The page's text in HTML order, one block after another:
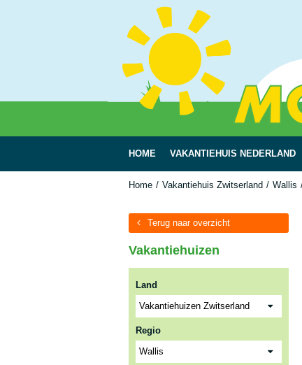
HOME VAKANTIEHUIS NEDERLAND
Home Vakantiehuis Zwitserland Wallis
Terug naar overzicht
Vakantiehuizen
Land
Regio